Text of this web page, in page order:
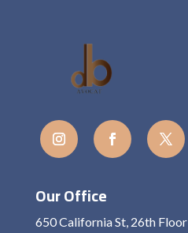
Our Office
650 California St, 26th Floor